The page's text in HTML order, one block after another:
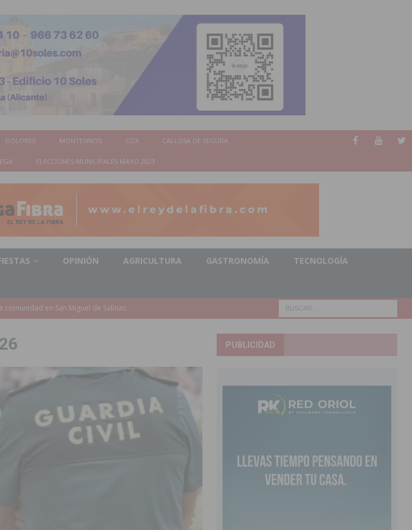
DOLORES MONTESINOS COX CALLOSA DE SEGURA
ELECCIONES MUNICIPALES MAYO 2023
OPINIÓN AGRICULTURA GASTRONOMÍA TECNOLOGÍA
PILAR DE LA HORADADA
plazo de matriculación para el
de la Horadada 2026
PILAR DE LA
y de aventura
PUBLICIDAD